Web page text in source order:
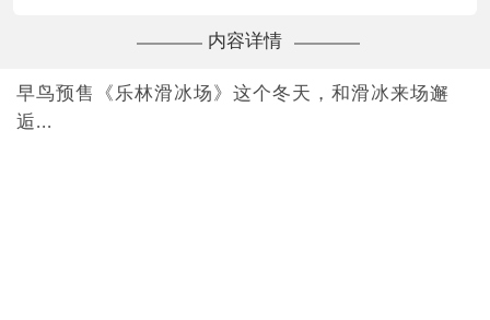
内容详情
早鸟预售《乐林滑冰场》这个冬天，和滑冰来场邂
逅...